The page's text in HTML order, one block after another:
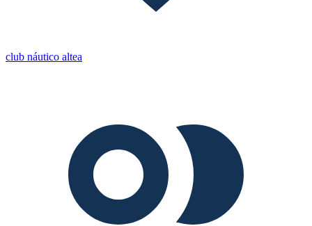
club náutico altea